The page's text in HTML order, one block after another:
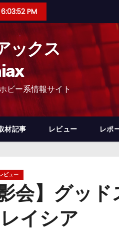
6:03:53 PM
ックス
ビー系情報サイト
材記事 レビュー レポ
ビュー
影会】グッ
イシア